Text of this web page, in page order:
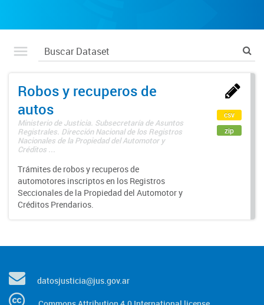
Robos y recuperos de
autos
Ministerio de Justicia. Subsecretaría de Asuntos
Registrales. Dirección Nacional de los Registros
Nacionales de la Propiedad del Automotor y
Créditos ...
Trámites de robos y recuperos de
automotores inscriptos en los Registros
Seccionales de la Propiedad del Automotor y
Créditos Prendarios.
csv
zip
datosjusticia@jus.gov.ar